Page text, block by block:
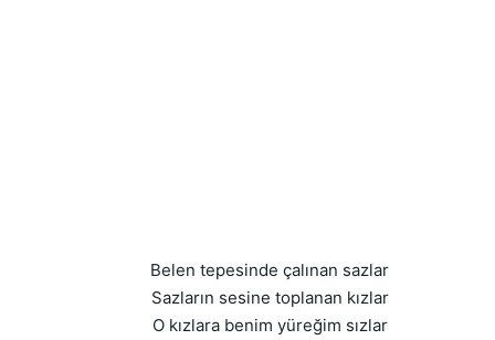
Belen tepesinde çalınan sazlar
Sazların sesine toplanan kızlar
O kızlara benim yüreğim sızlar